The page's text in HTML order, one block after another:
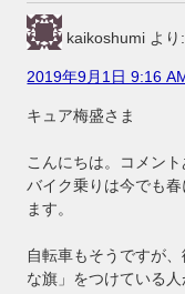
kaikoshumi より:
2019年9月1日 9:16
キュア梅盛さま
こんにちは。コメント
バイク乗りは今でも
ます。
自転車もそうですが
な旗」をつけている人